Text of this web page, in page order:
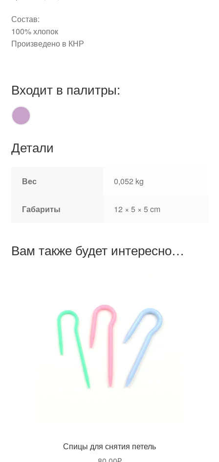
Состав:
100% хлопок
Произведено в КНР
Входит в палитры:
Детали
Вес 0,052 kg
Габариты 12 × 5 × 5 cm
Вам также будет интересно…
Спицы для снятия петель